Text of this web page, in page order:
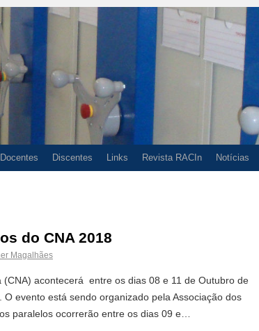
Docentes Discentes Links Revista RACIn Notícias
do CNA 2018
Magalhães
(CNA) acontecerá entre os dias 08 e 11 de Outubro de
evento está sendo organizado pela Associação dos
paralelos ocorrerão entre os dias 09 e…